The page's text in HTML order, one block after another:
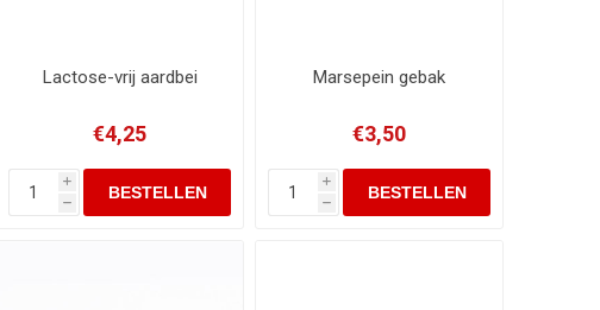
Lactose-vrij aardbei
€4,25
i
h
Marsepein gebak
€3,50
i
h